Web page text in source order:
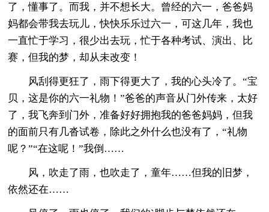
了，懂事了。而我，并不想长大。曾经的六一，爸爸妈
妈都会带我去玩儿，快快乐乐过六一，可这几年，我也
一直忙于学习，很少出去玩，忙于各种考试、演出、比
赛，但我的梦，却从未改变！
风刮得更狂了，雨下得更大了，我的心头冷了。“宝
贝，这是你的六一礼物！”爸爸的声音从门外传来，太好
了，我飞奔到门外，准备好好拥抱我的爸爸妈妈，但我
的面前只有几沓试卷，除此之外什么也没有了，“礼物
呢？”“在这呢！”我倒……
风，吹走了雨，也吹走了，童年……但我的旧梦，
依然还在……